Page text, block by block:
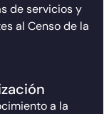
de servicios y
al Censo de la
a la